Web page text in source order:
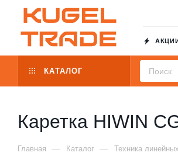
КАТАЛОГ
Каретка HIWIN
Главная — Каталог — Техника